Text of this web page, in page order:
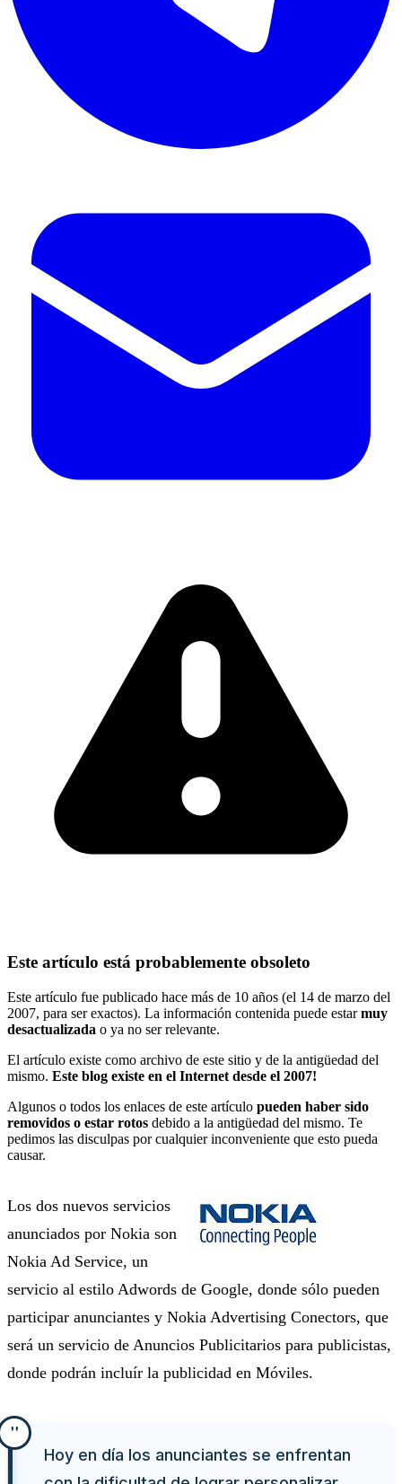
Este artículo está probablemente obsoleto
Este artículo fue publicado hace más de 10 años (el 14 de marzo del
2007, para ser exactos). La información contenida puede estarmuy
desactualizada o ya no ser relevante.
El artículo existe como archivo de este sitio y de la antigüedad del
mismo. Este blog existe en el Internet desde el 2007!
Algunos o todos los enlaces de este artículo pueden haber sido
removidos o estar rotos debido a la antigüedad del mismo. Te
pedimos las disculpas por cualquier inconveniente que esto pueda
causar.
Los dos nuevos servicios
anunciados por Nokia son
Nokia Ad Service, un
servicio al estilo Adwords de Google, donde sólo pueden
participar anunciantes y Nokia Advertising Conectors, que
será un servicio de Anuncios Publicitarios para publicistas,
donde podrán incluír la publicidad en Móviles.
Hoy en día los anunciantes se enfrentan